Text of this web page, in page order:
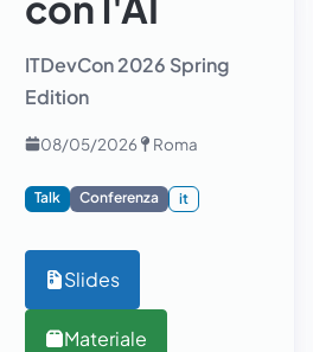
ITDevCon 2026 Spring
Edition
08/05/2026 Roma
Talk Conferenza it
Slides
Materiale